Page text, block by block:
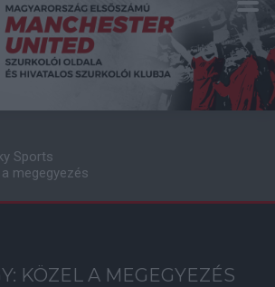
Sports
megegyezés
KÖZEL A MEGEGYEZÉS